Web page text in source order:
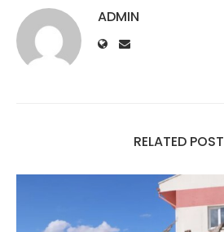
ADMIN
RELATED